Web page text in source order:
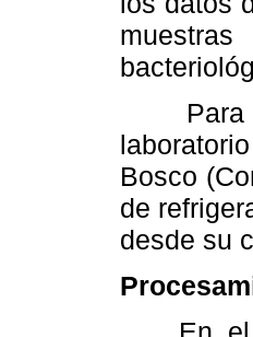
Para el
Bosco
de
desde su